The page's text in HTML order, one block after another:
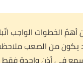
أهمّ الخطوات الواجب
يكون من الصعب
في أذن واحدة